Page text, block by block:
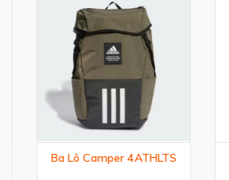
Ba Lô Camper 4ATHLTS